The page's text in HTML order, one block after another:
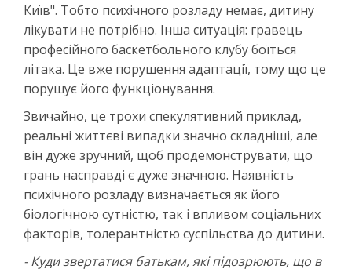
Київ". Тобто психічного розладу немає, дитину
лікувати не потрібно. Інша ситуація: гравець
професійного баскетбольного клубу боїться
літака. Це вже порушення адаптації, тому що це
порушує його функціонування.
Звичайно, це трохи спекулятивний приклад,
реальні життєві випадки значно складніші, але
він дуже зручний, щоб продемонструвати, що
грань насправді є дуже значною. Наявність
психічного розладу визначається як його
біологічною сутністю, так і впливом соціальних
факторів, толерантністю суспільства до дитини.
- Куди звертатися батькам, які підозрюють, що в